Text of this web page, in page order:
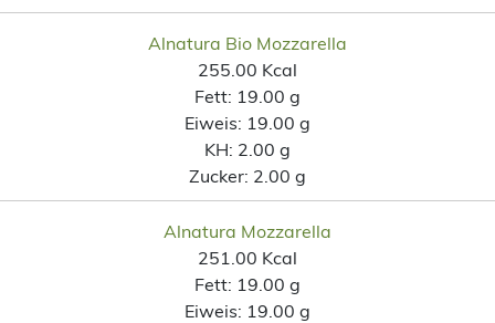
Alnatura Bio Mozzarella
255.00 Kcal
Fett: 19.00 g
Eiweis: 19.00 g
KH: 2.00 g
Zucker: 2.00 g
Alnatura Mozzarella
251.00 Kcal
Fett: 19.00 g
Eiweis: 19.00 g